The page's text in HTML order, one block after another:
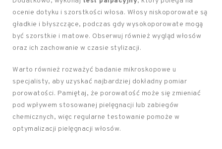
ocenie dotyku i szorstkości włosa. Włosy niskoporowate są
gładkie i błyszczące, podczas gdy wysokoporowate mogą
być szorstkie i matowe. Obserwuj również wygląd włosów
oraz ich zachowanie w czasie stylizacji.
Warto również rozważyć badanie mikroskopowe u
specjalisty, aby uzyskać najbardziej dokładny pomiar
porowatości. Pamiętaj, że porowatość może się zmieniać
pod wpływem stosowanej pielęgnacji lub zabiegów
chemicznych, więc regularne testowanie pomoże w
optymalizacji pielęgnacji włosów.